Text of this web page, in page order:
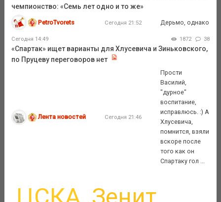
чемпионство: «Семь лет одно и то же»
PetroTvorets Сегодня 21:52 Дерьмо, однако
Сегодня 14:49 1872 38
«Спартак» ищет варианты для Хлусевича и Зиньковского,
по Пруцеву переговоров нет
Лента новостей Сегодня 21:46
Прости
Василий,
"дурное"
воспитание,
исправлюсь. :) А
Хлусевича,
помнится, взяли
вскоре после
того как он
Спартаку гол ...